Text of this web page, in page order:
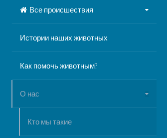
Все происшествия
Истории наших животных
Как помочь животным?
О нас
Кто мы такие